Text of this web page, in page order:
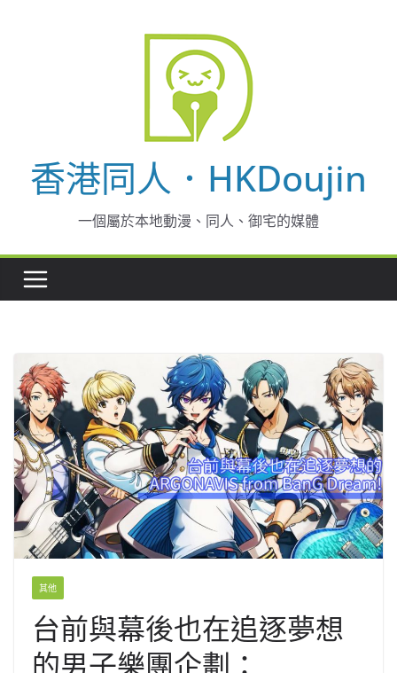
香港同人．HKDoujin
一個屬於本地動漫、同人、御宅的媒體
其他
台前與幕後也在追逐夢想
的男子樂團企劃：